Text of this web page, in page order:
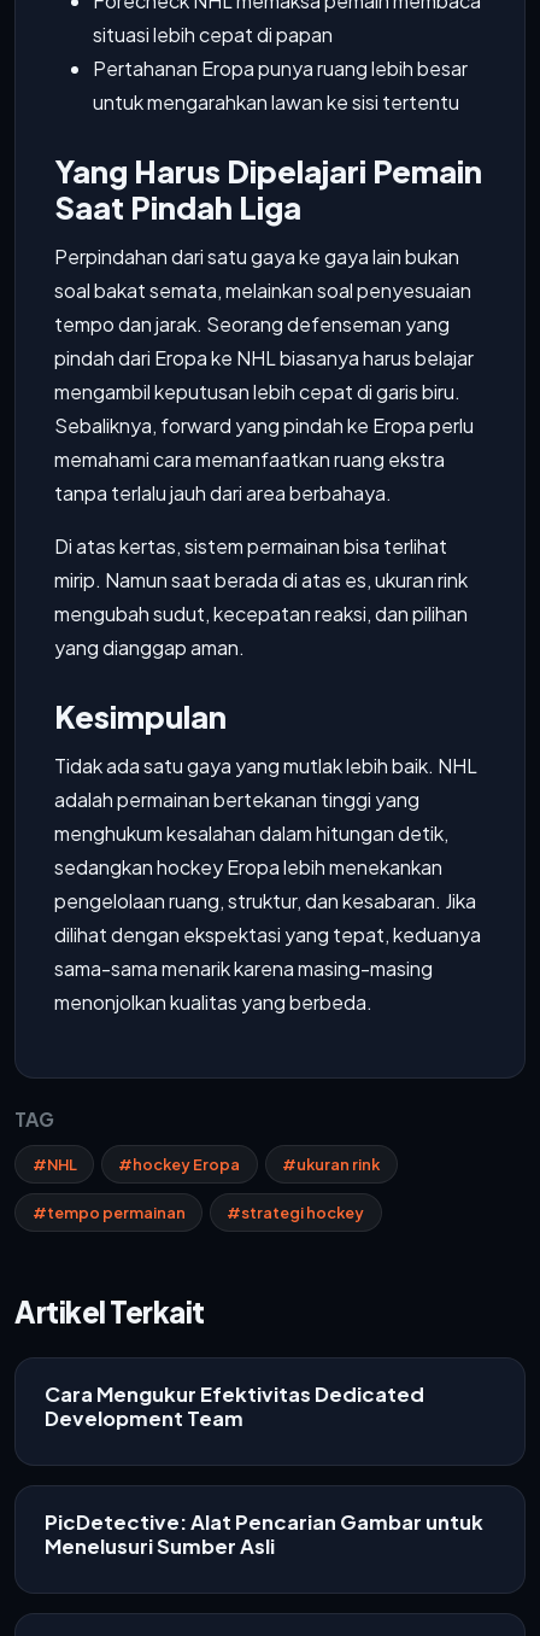
situasi lebih cepat di papan
Pertahanan Eropa punya ruang lebih besar
untuk mengarahkan lawan ke sisi tertentu
Yang Harus Dipelajari Pemain
Saat Pindah Liga
Perpindahan dari satu gaya ke gaya lain bukan
soal bakat semata, melainkan soal penyesuaian
tempo dan jarak. Seorang defenseman yang
pindah dari Eropa ke NHL biasanya harus belajar
mengambil keputusan lebih cepat di garis biru.
Sebaliknya, forward yang pindah ke Eropa perlu
memahami cara memanfaatkan ruang ekstra
tanpa terlalu jauh dari area berbahaya.
Di atas kertas, sistem permainan bisa terlihat
mirip. Namun saat berada di atas es, ukuran rink
mengubah sudut, kecepatan reaksi, dan pilihan
yang dianggap aman.
Kesimpulan
Tidak ada satu gaya yang mutlak lebih baik. NHL
adalah permainan bertekanan tinggi yang
menghukum kesalahan dalam hitungan detik,
sedangkan hockey Eropa lebih menekankan
pengelolaan ruang, struktur, dan kesabaran. Jika
dilihat dengan ekspektasi yang tepat, keduanya
sama-sama menarik karena masing-masing
menonjolkan kualitas yang berbeda.
TAG
#NHL #hockey Eropa #ukuran rink
#tempo permainan #strategi hockey
Artikel Terkait
Cara Mengukur Efektivitas Dedicated
Development Team
PicDetective: Alat Pencarian Gambar untuk
Menelusuri Sumber Asli